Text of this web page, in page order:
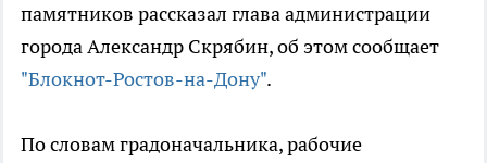
памятников рассказал глава администрации
города Александр Скрябин, об этом сообщает
"Блoкнoт-Ростов-на-Дону".
По словам градоначальника, рабочие